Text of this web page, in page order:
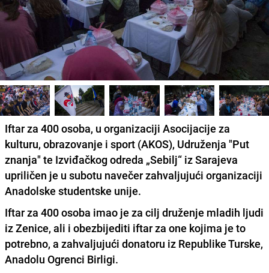
Iftar za 400 osoba, u organizaciji Asocijacije za
kulturu, obrazovanje i sport (AKOS), Udruženja "Put
znanja" te Izviđačkog odreda „Sebilj“ iz Sarajeva
upriličen je u subotu navečer zahvaljujući organizaciji
Anadolske studentske unije.
Iftar za 400 osoba imao je za cilj druženje mladih ljudi
iz Zenice, ali i obezbijediti iftar za one kojima je to
potrebno, a zahvaljujući donatoru iz Republike Turske,
Anadolu Ogrenci Birligi.